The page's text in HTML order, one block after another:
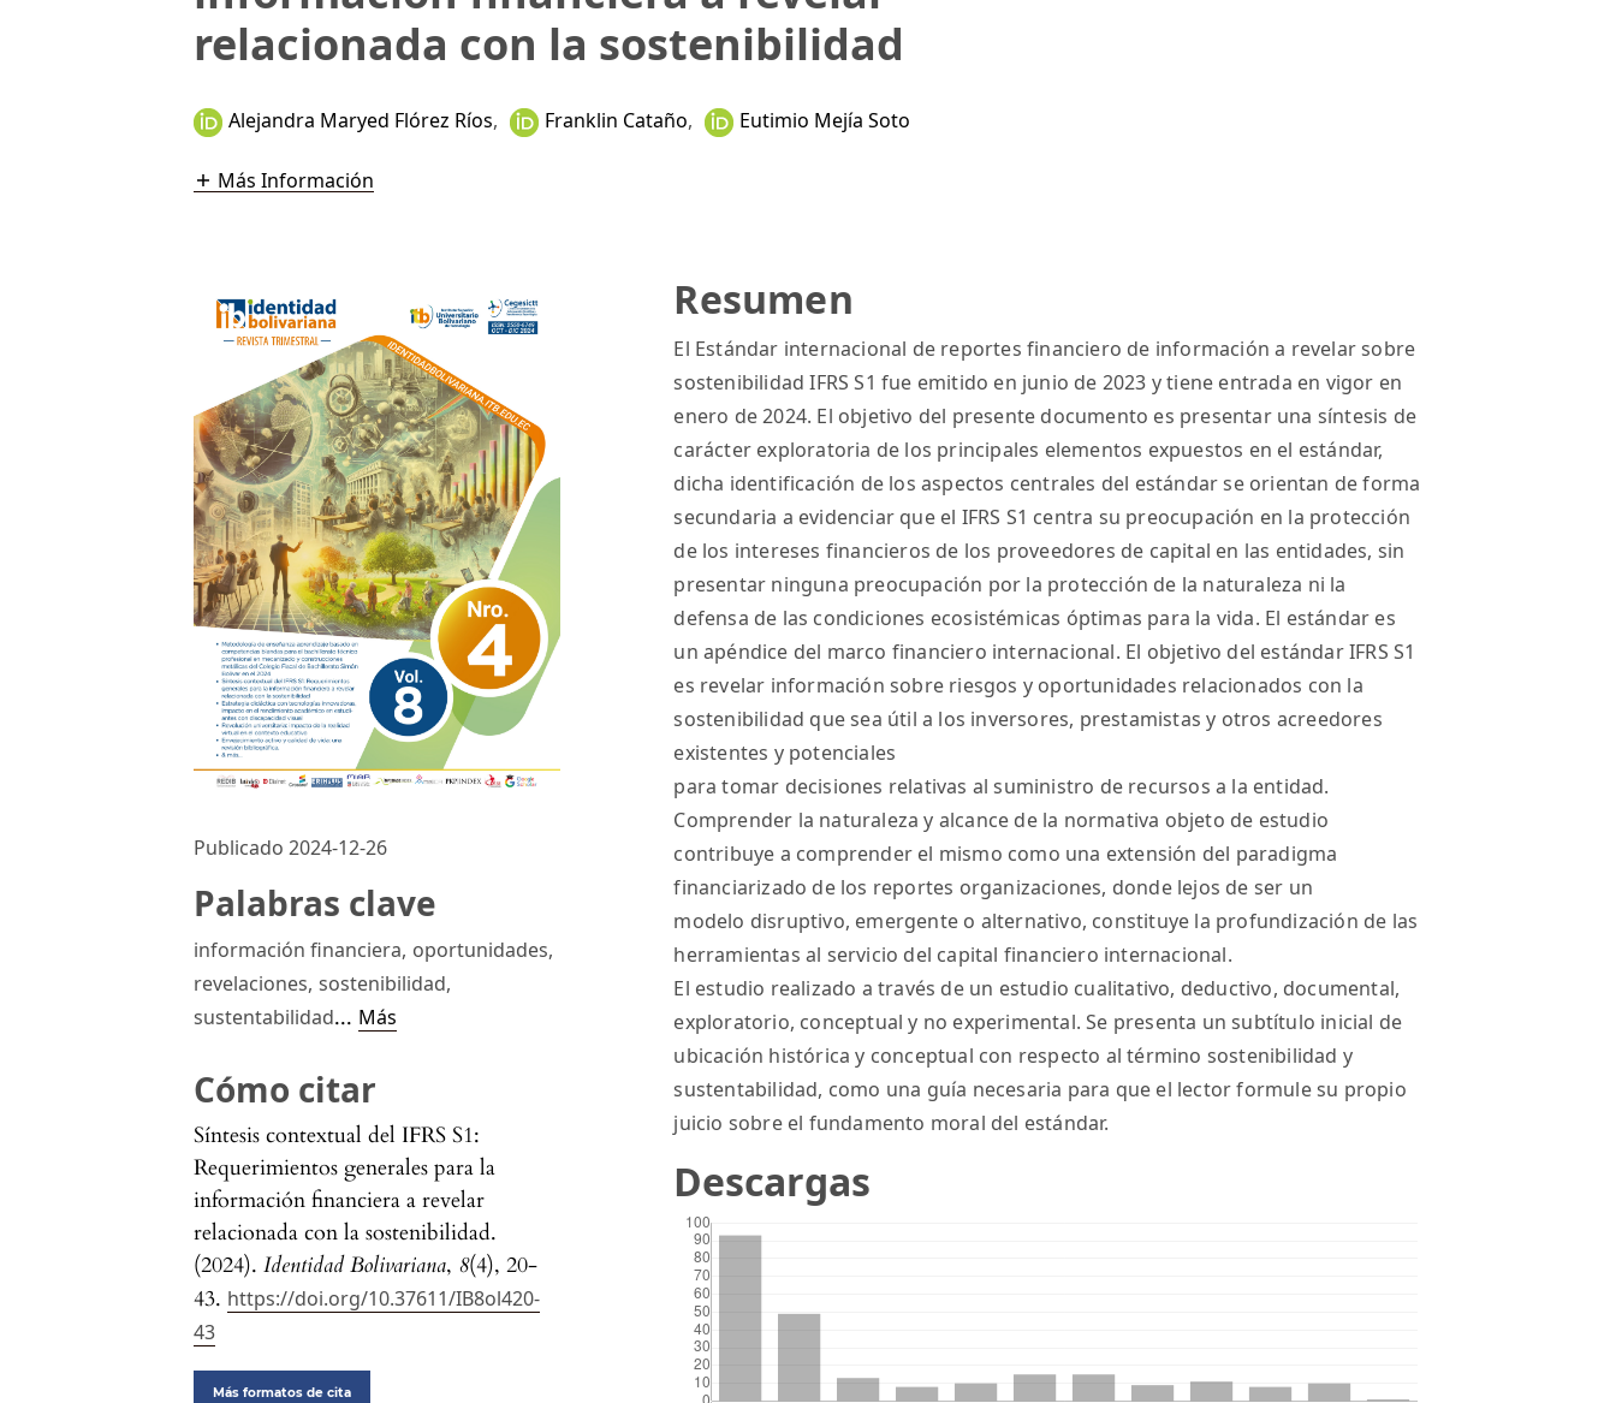
relacionada con la sostenibilidad
Alejandra Maryed Flórez Ríos, Franklin Cataño, Eutimio Mejía Soto
Más Información
Publicado 2024-12-26
Palabras clave
información financiera, oportunidades,
revelaciones, sostenibilidad,
sustentabilidad... Más
Cómo citar
Síntesis contextual del IFRS S1:
Requerimientos generales para la
información financiera a revelar
relacionada con la sostenibilidad.
(2024).Identidad Bolivariana, 8(4), 20-
43. https://doi.org/10.37611/IB8ol420-
43
Más formatos de cita
Resumen
El Estándar internacional de reportes financiero de información a revelar sobre
sostenibilidad IFRS S1 fue emitido en junio de 2023 y tiene entrada en vigor en
enero de 2024. El objetivo del presente documento es presentar una síntesis de
carácter exploratoria de los principales elementos expuestos en el estándar,
dicha identificación de los aspectos centrales del estándar se orientan de forma
secundaria a evidenciar que el IFRS S1 centra su preocupación en la protección
de los intereses financieros de los proveedores de capital en las entidades, sin
presentar ninguna preocupación por la protección de la naturaleza ni la
defensa de las condiciones ecosistémicas óptimas para la vida. El estándar es
un apéndice del marco financiero internacional. El objetivo del estándar IFRS S1
es revelar información sobre riesgos y oportunidades relacionados con la
sostenibilidad que sea útil a los inversores, prestamistas y otros acreedores
existentes y potenciales
para tomar decisiones relativas al suministro de recursos a la entidad.
Comprender la naturaleza y alcance de la normativa objeto de estudio
contribuye a comprender el mismo como una extensión del paradigma
financiarizado de los reportes organizaciones, donde lejos de ser un
modelo disruptivo, emergente o alternativo, constituye la profundización de las
herramientas al servicio del capital financiero internacional.
El estudio realizado a través de un estudio cualitativo, deductivo, documental,
exploratorio, conceptual y no experimental. Se presenta un subtítulo inicial de
ubicación histórica y conceptual con respecto al término sostenibilidad y
sustentabilidad, como una guía necesaria para que el lector formule su propio
juicio sobre el fundamento moral del estándar.
Descargas